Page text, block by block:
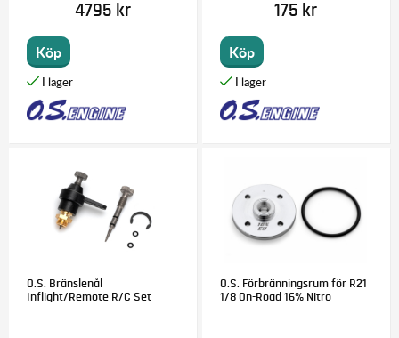
4795 kr
Köp
175 kr
Köp
O.S. Bränslenål
Inflight/Remote R/C Set
O.S. Förbränningsrum för R21
1/8 On-Road 16% Nitro